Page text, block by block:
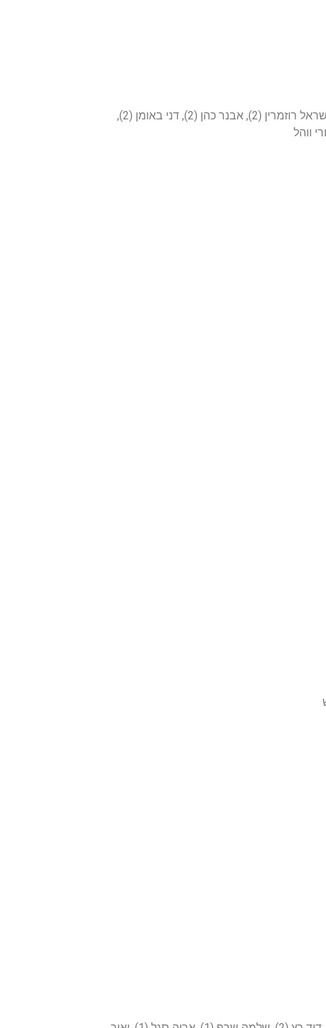
שחקנים (בסוגריים שערים): מאיר טוביאש (16), מרדכי לוטוטובסקי (6), מיכה וידרא (6), יגאל מולדצ’סקי (4), עמי צחובל (4), דוד רץ (3), ישראל רוזמרין (2), אבנר כהן (2), דני באומן (2),